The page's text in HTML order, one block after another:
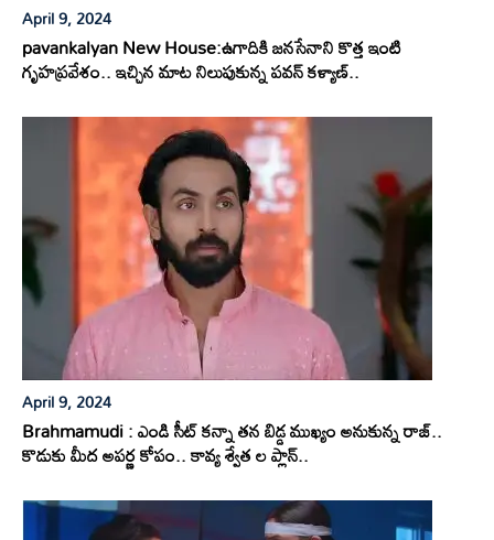
April 9, 2024
pavankalyan New House:ఉగాదికి జనసేనాని కొత్త ఇంటి
గృహప్రవేశం.. ఇచ్చిన మాట నిలుపుకున్న పవన్ కళ్యాణ్..
April 9, 2024
Brahmamudi : ఎండి సీట్ కన్నా తన బిడ్డ ముఖ్యం అనుకున్న రాజ్..
కొడుకు మీద అపర్ణ కోపం.. కావ్య శ్వేత ల ప్లాన్..